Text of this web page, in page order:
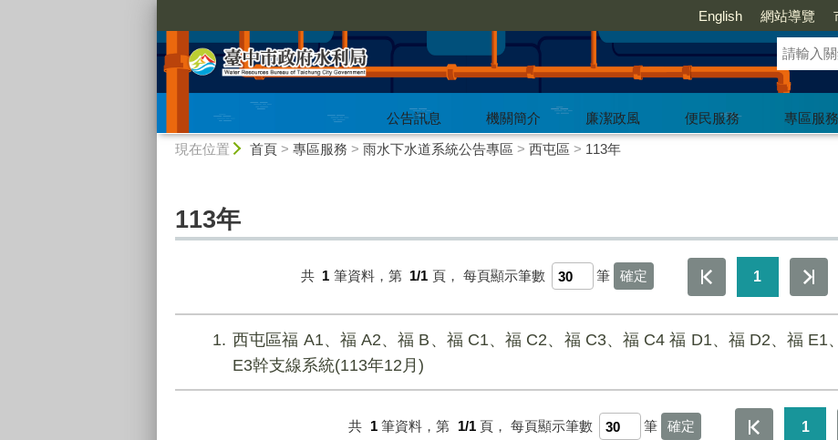
English 網站導覽
公告訊息 機關簡介 廉潔政風 便民服務
專區服務
現在位置 首頁> 專區服務 > 雨水下水道系統公告專區 > 西屯區 > 113年
113年
共 1 筆資料，第 1/1 頁， 每頁顯示筆數 筆 1
1
西屯區福 A1、福 A2、福 B、福 C1、福 C2、福 C3、福 C4 福 D1、福 D2、福 E1
E3幹支線系統(113年12月)
共 1 筆資料，第 1/1 頁， 每頁顯示筆數 筆 1